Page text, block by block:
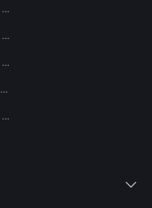
FameEX 오늘의 암호화폐 뉴스 요약 | 2026년 7월 31일
FameEX 오늘의 암호화폐 뉴스 요약 | 2026년 7월 30일
FameEX 오늘의 암호화폐 뉴스 요약 | 2026년 7월 29일
FameEX는 8년간의 안정적인 운영과 글로벌 성장을 통해 사용자 신뢰를 더욱 강화했습니다
FameEX 오늘의 암호화폐 뉴스 요약 | 2026년 7월 28일